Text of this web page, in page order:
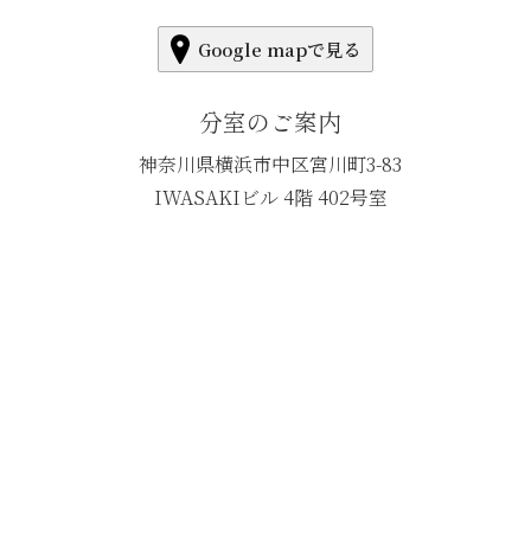
Google mapで見る
分室のご案内
神奈川県横浜市中区宮川町3-83
IWASAKIビル 4階 402号室